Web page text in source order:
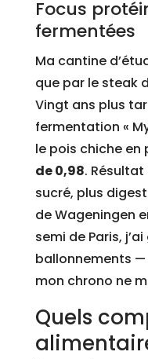
Focus
fermentées
Ma cantine
que par le steak
Vingt ans plus
fermentation «
le pois chiche en
de 0,98.
sucré, plus
de Wageningen
semi de Paris,
ballonnements
mon chrono ne
Quels